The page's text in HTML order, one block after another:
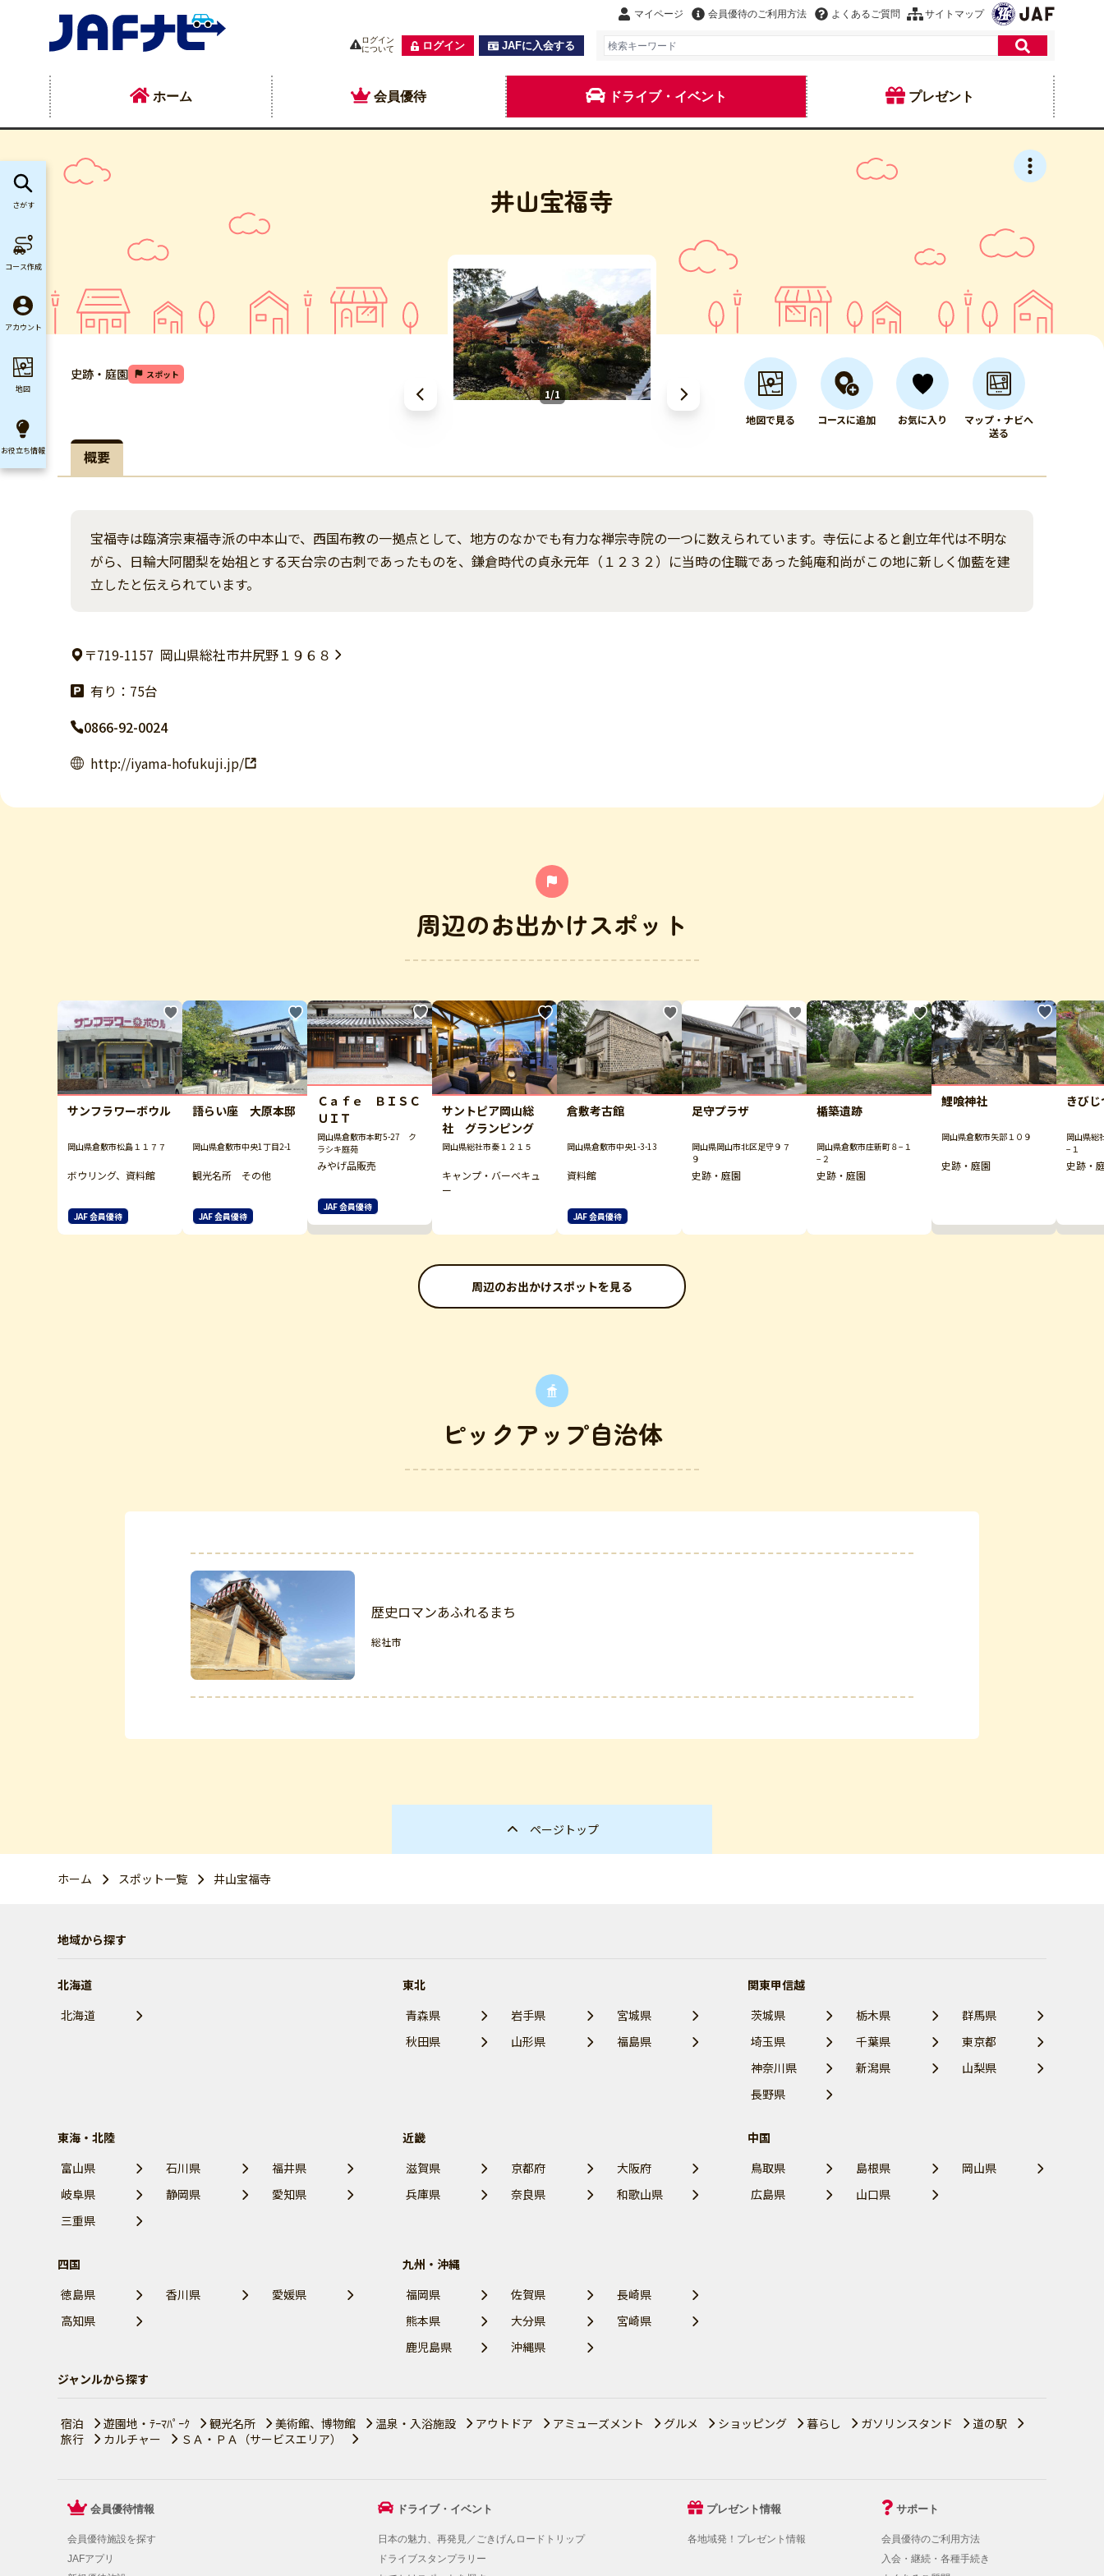
マイページ 会員優待のご利用方法 よくあるご質問 サイトマップ
ログイン
について
ログイン JAFに入会する
ホーム 会員優待 ドライブ・イベント プレゼント
井山宝福寺
1/1
史跡・庭園 スポット
地図で見る コースに追加 お気に入り
マップ・ナビへ
送る
概要
宝福寺は臨済宗東福寺派の中本山で、西国布教の一拠点として、地方のなかでも有力な禅宗寺院の一つに数えられています。寺伝によると創立年代は不明な
がら、日輪大阿閣梨を始祖とする天台宗の古刺であったものを、鎌倉時代の貞永元年（１２３２）に当時の住職であった鈍庵和尚がこの地に新しく伽藍を建
立したと伝えられています。
〒719-1157 岡山県総社市井尻野１９６８
有り：75台
0866-92-0024
http://iyama-hofukuji.jp/
周辺のお出かけスポット
サンフラワーボウル
岡山県倉敷市松島１１７７
ボウリング、資料館
JAF 会員優待
語らい座 大原本邸
岡山県倉敷市中央1丁目2-1
観光名所 その他
JAF 会員優待
Ｃａｆｅ ＢＩＳＣ
ＵＩＴ
岡山県倉敷市本町5-27 ク
ラシキ庭苑
みやげ品販売
JAF 会員優待
サントピア岡山総
社 グランピング
岡山県総社市秦１２１５
キャンプ・バーベキュ
ー
倉敷考古館
岡山県倉敷市中央1-3-13
資料館
JAF 会員優待
足守プラザ
岡山県岡山市北区足守９７
９
史跡・庭園
楯築遺跡
岡山県倉敷市庄新町８−１
−２
史跡・庭園
鯉喰神社
岡山県倉敷市矢部１０９
史跡・庭園
きび
岡山県総
−１
史跡・
周辺のお出かけスポットを見る
ピックアップ自治体
歴史ロマンあふれるまち
総社市
ページトップ
ホーム スポット一覧 井山宝福寺
地域から探す
北海道
北海道
東北
青森県
岩手県
宮城県
秋田県
山形県 福島県
関東甲信越
茨城県
栃木県
群馬県
埼玉県
千葉県
東京都
神奈川県
新潟県
山梨県
長野県
東海・北陸
富山県
石川県
福井県
岐阜県
静岡県
愛知県
三重県
近畿
滋賀県
京都府
大阪府
兵庫県
奈良県 和歌山県
中国
鳥取県
島根県
岡山県
広島県
山口県
四国
徳島県
香川県
愛媛県
高知県
九州・沖縄
福岡県
佐賀県
長崎県
熊本県
大分県
宮崎県
鹿児島県
沖縄県
ジャンルから探す
宿泊 遊園地・ﾃｰﾏﾊﾟｰｸ 観光名所 美術館、博物館 温泉・入浴施設 アウトドア アミューズメント グルメ ショッピング 暮らし ガソリンスタンド
道の駅
旅行
カルチャー ＳＡ・ＰＡ（サービスエリア）
会員優待情報
会員優待施設を探す
JAFアプリ
ドライブ・イベント
日本の魅力、再発見／ごきげんロードトリップ
ドライブスタンプラリー
プレゼント情報
各地域発！プレゼント情報
サポート
会員優待のご利用方法
入会・継続・各種手続き
さがす
コース作成
アカウント
地図
お役立ち情報